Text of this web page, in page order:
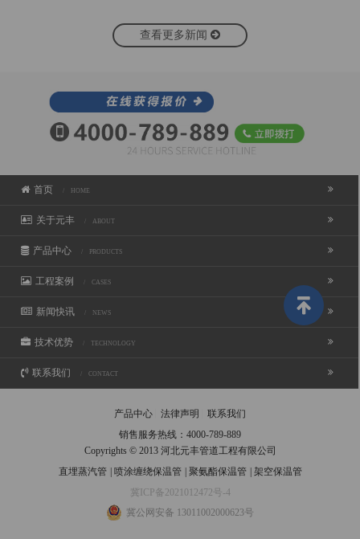
查看更多新闻
首页 / HOME
关于元丰 / ABOUT
产品中心 / PRODUCTS
工程案例 / CASES
新闻快讯 / NEWS
技术优势 / TECHNOLOGY
联系我们 / CONTACT
产品中心 法律声明
联系我们
销售服务热线： 4000-789-889
Copyrights © 2013 河北元丰管道工程有限公司
直埋蒸汽管
喷涂缠绕保温管 聚氨酯保温管
架空保温管
冀ICP备2021012472号-4
冀公网安备 13011002000623号